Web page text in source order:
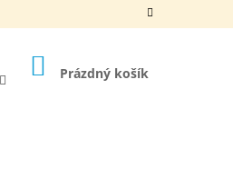
NÁKUPNÍ
KOŠÍK
Prázdný košík